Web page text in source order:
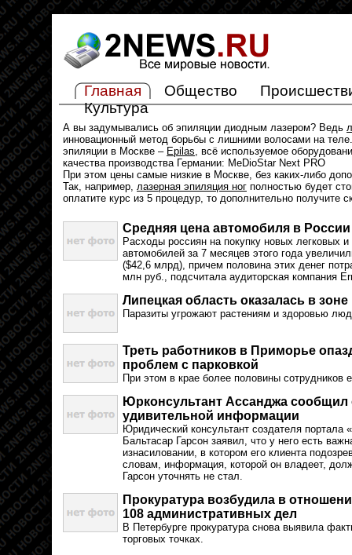
Главная Общество
Культура
А вы задумывались об эпиляции диодным лазером? Ведь
инновационный метод борьбы с лишними волосами на
эпиляции в Москве – Epilas, всё используемое
качества производства Германии: MeDioStar Next PRO
При этом цены самые низкие в Москве, без каких-либо
Так, например, лазерная эпиляция ног полностью будет
оплатите курс из 5 процедур, то дополнительно получите
Средняя цена автомобиля в
Расходы россиян на покупку новых легковых
автомобилей за 7 месяцев этого года
($42,6 млрд), причем половина этих денег
млн руб., подсчитала аудиторская компания
Липецкая область оказалась в зоне
Паразиты угрожают растениям и здоровью
Треть работников в Приморье
проблем с парковкой
При этом в крае более половины сотрудников
Юрконсультант Ассанджа сообщил
удивительной информации
Юридический консультант создателя
Бальтасар Гарсон заявил, что у него есть
изнасиловании, в котором его клиента
словам, информация, которой он владеет,
Гарсон уточнять не стал.
Прокуратура возбудила в
108 административных дел
В Петербурге прокуратура снова выявила
торговых точках.